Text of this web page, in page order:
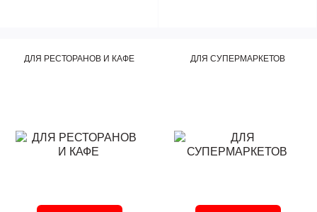
ДЛЯ РЕСТОРАНОВ И КАФЕ ДЛЯ СУПЕРМАРКЕТОВ